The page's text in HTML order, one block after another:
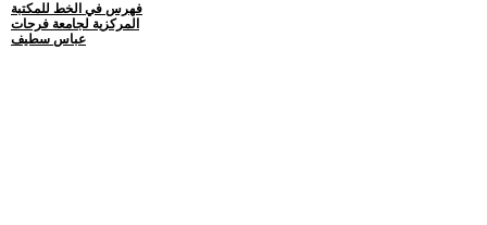
فهرس في الخط للمكتبة
المركزية لجامعة فرحات
عباس سطيف